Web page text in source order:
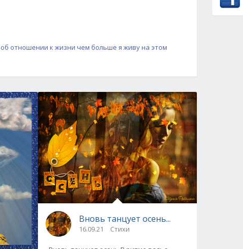
об отношении к жизни чем больше я живу на этом
Вновь танцует осень...
16.09.21 Стихи